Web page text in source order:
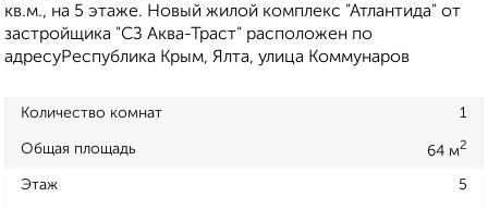
кв.м., на 5 этаже. Новый жилой комплекс "Атлантида" от
застройщика "СЗ Аква-Траст" расположен по
адресуРеспублика Крым, Ялта, улица Коммунаров
Количество комнат 1
Общая площадь 64 м2
Этаж 5